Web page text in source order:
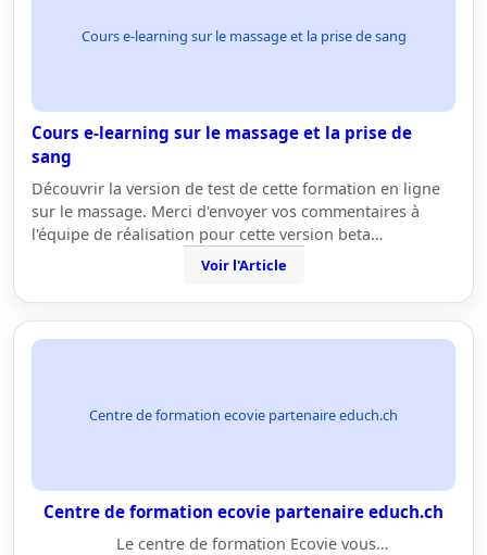
Cours e-learning sur le massage et la prise de sang
Cours e-learning sur le massage et la prise de
sang
Découvrir la version de test de cette formation en ligne
sur le massage. Merci d'envoyer vos commentaires à
l'équipe de réalisation pour cette version beta…
Voir l'Article
Centre de formation ecovie partenaire educh.ch
Centre de formation ecovie partenaire educh.ch
Le centre de formation Ecovie vous…